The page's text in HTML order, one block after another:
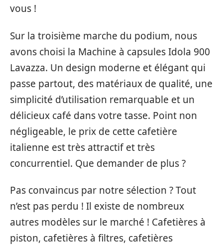
vous !
Sur la troisième marche du podium, nous
avons choisi la Machine à capsules Idola 900
Lavazza. Un design moderne et élégant qui
passe partout, des matériaux de qualité, une
simplicité d’utilisation remarquable et un
délicieux café dans votre tasse. Point non
négligeable, le prix de cette cafetière
italienne est très attractif et très
concurrentiel. Que demander de plus ?
Pas convaincus par notre sélection ? Tout
n’est pas perdu ! Il existe de nombreux
autres modèles sur le marché ! Cafetières à
piston, cafetières à filtres, cafetières